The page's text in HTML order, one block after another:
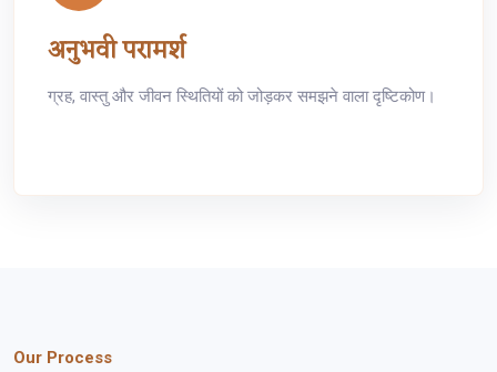
अनुभवी परामर्श
ग्रह, वास्तु और जीवन स्थितियों को जोड़कर समझने वाला दृष्टिकोण।
Our Process